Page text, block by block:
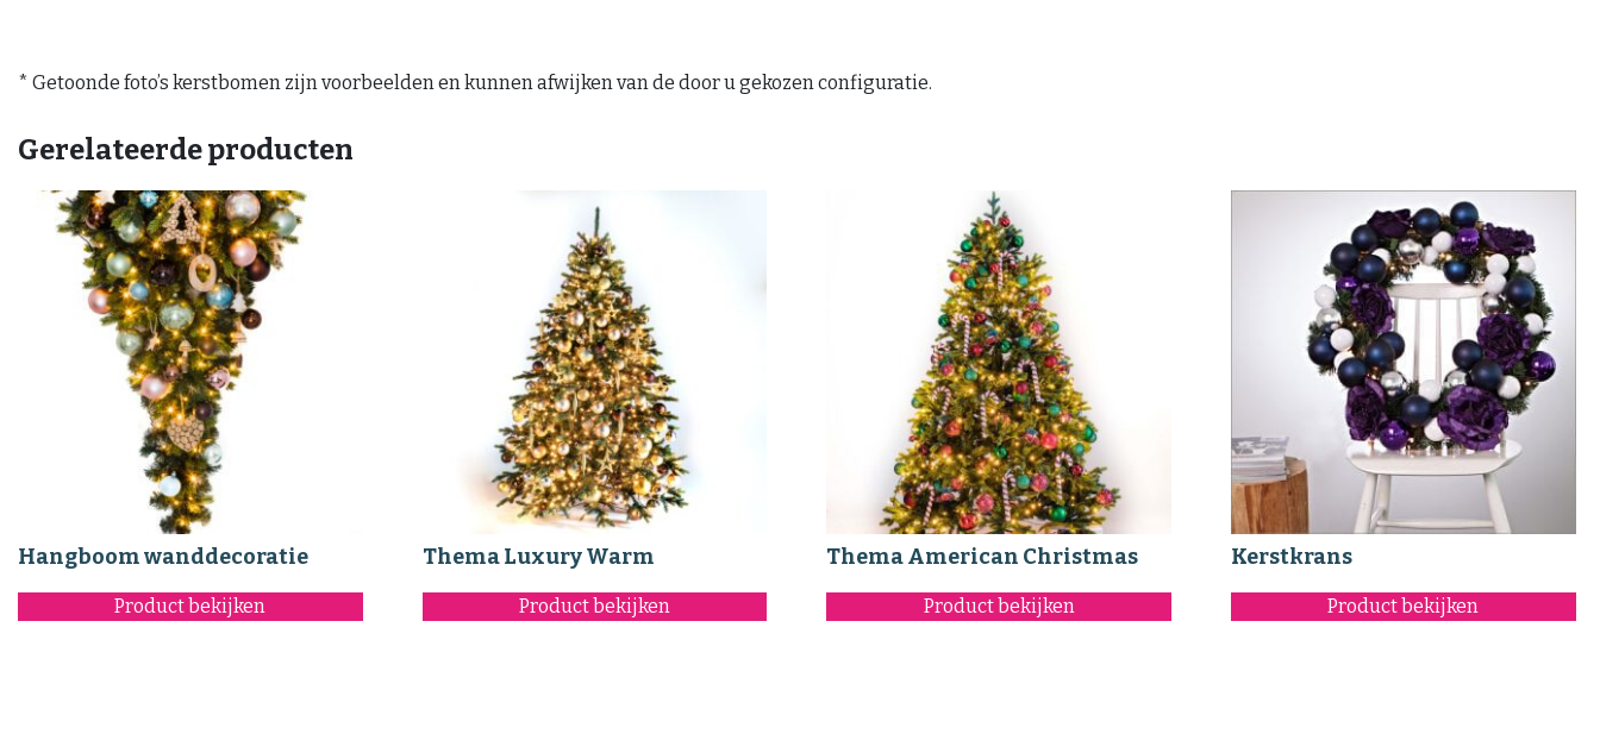
* Getoonde foto’s kerstbomen zijn voorbeelden en kunnen afwijken van de door u gekozen configuratie.
Gerelateerde producten
Hangboom wanddecoratie
Product bekijken
Thema Luxury Warm
Product bekijken
Thema American Christmas
Product bekijken
Kerstkrans
Product bekijken